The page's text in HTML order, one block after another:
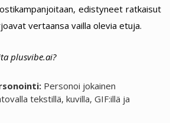
edistyneet ratkaisut
vertaansa vailla olevia etuja.
plusvibe.ai?
Personoi jokainen
tekstillä, kuvilla, GIF:illä ja